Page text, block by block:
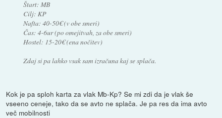
Štart: MB
Cilj: KP
Nafta: 40-50€ (v obe smeri)
Čas: 4-6ur (po omejitvah, za obe smeri)
Hostel: 15-20€ (ena nočitev)
Zdaj si pa lahko vsak sam izračuna kaj se splača.
Kok je pa sploh karta za vlak Mb-Kp? Se mi zdi da je vlak še
vseeno ceneje, tako da se avto ne splača. Je pa res da ima avto
več mobilnosti